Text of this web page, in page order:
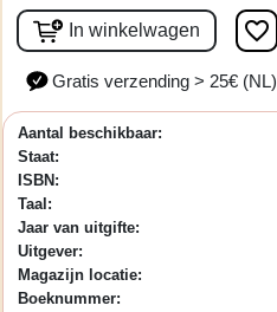
In winkelwagen favorite_border
Gratis verzending > 25€ (NL)
Aantal beschikbaar:
Staat:
ISBN:
Taal:
Jaar van uitgifte:
Uitgever:
Magazijn locatie:
Boeknummer: